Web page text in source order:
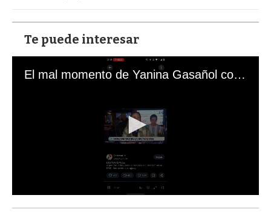
Te puede interesar
El mal momento de Yanina Gasañol con un hincha argentino en "Subrayado"
s